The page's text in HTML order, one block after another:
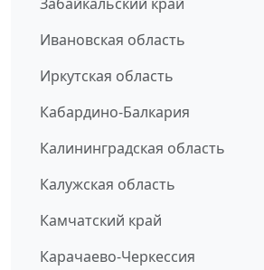
Ивановская область
Иркутская область
Кабардино-Балкария
Калининградская область
Калужская область
Камчатский край
Карачаево-Черкессия